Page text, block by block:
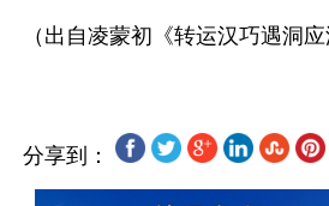
分享到：